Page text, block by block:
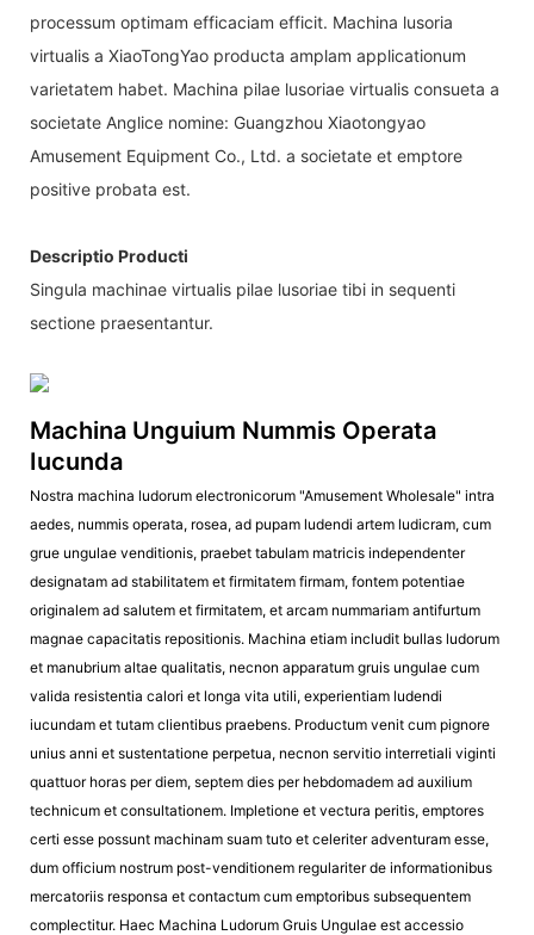
processum optimam efficaciam efficit. Machina lusoria
virtualis a XiaoTongYao producta amplam applicationum
varietatem habet. Machina pilae lusoriae virtualis consueta a
societate Anglice nomine: Guangzhou Xiaotongyao
Amusement Equipment Co., Ltd. a societate et emptore
positive probata est.
Descriptio Producti
Singula machinae virtualis pilae lusoriae tibi in sequenti
sectione praesentantur.
Machina Unguium Nummis Operata
Iucunda
Nostra machina ludorum electronicorum "Amusement Wholesale" intra
aedes, nummis operata, rosea, ad pupam ludendi artem ludicram, cum
grue ungulae venditionis, praebet tabulam matricis independenter
designatam ad stabilitatem et firmitatem firmam, fontem potentiae
originalem ad salutem et firmitatem, et arcam nummariam antifurtum
magnae capacitatis repositionis. Machina etiam includit bullas ludorum
et manubrium altae qualitatis, necnon apparatum gruis ungulae cum
valida resistentia calori et longa vita utili, experientiam ludendi
iucundam et tutam clientibus praebens. Productum venit cum pignore
unius anni et sustentatione perpetua, necnon servitio interretiali viginti
quattuor horas per diem, septem dies per hebdomadem ad auxilium
technicum et consultationem. Impletione et vectura peritis, emptores
certi esse possunt machinam suam tuto et celeriter adventuram esse,
dum officium nostrum post-venditionem regulariter de informationibus
mercatoriis responsa et contactum cum emptoribus subsequentem
complectitur. Haec Machina Ludorum Gruis Ungulae est accessio